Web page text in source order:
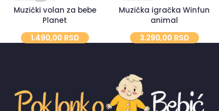
Muzički volan za bebe
Planet
1.490,00 RSD
Muzička igračka Winfun
animal
3.290,00 RSD